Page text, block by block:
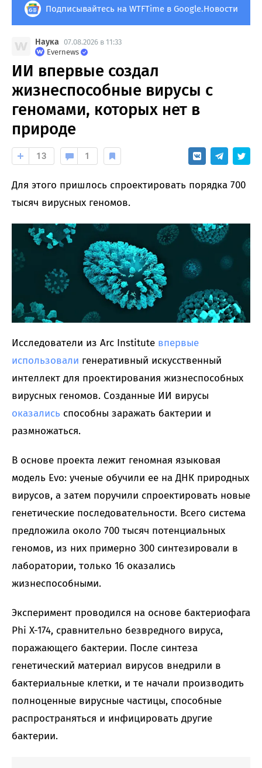
Подписывайтесь на WTFTime в Google.Новости
Наука 07.08.2026 в 11:33
Evernews
ИИ впервые создал
жизнеспособные вирусы с
геномами, которых нет в
природе
13 1
Для этого пришлось спроектировать порядка 700
тысяч вирусных геномов.
Исследователи из Arc Institute впервые
использовали генеративный искусственный
интеллект для проектирования жизнеспособных
вирусных геномов. Созданные ИИ вирусы
оказались способны заражать бактерии и
размножаться.
В основе проекта лежит геномная языковая
модель Evo: ученые обучили ее на ДНК природных
вирусов, а затем поручили спроектировать новые
генетические последовательности. Всего система
предложила около 700 тысяч потенциальных
геномов, из них примерно 300 синтезировали в
лаборатории, только 16 оказались
жизнеспособными.
Эксперимент проводился на основе бактериофага
Phi X-174, сравнительно безвредного вируса,
поражающего бактерии. После синтеза
генетический материал вирусов внедрили в
бактериальные клетки, и те начали производить
полноценные вирусные частицы, способные
распространяться и инфицировать другие
бактерии.